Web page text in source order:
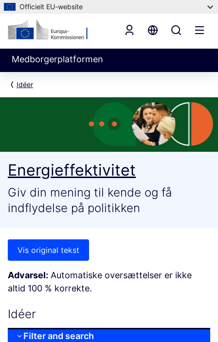
Officielt EU-website
Medborgerplatformen
Idéer
Energieffektivitet
Giv din mening til kende og få
indflydelse på politikken
Vis original tekst
Advarsel: Automatiske oversættelser er ikke
altid 100 % korrekte.
Idéer
Filter and search